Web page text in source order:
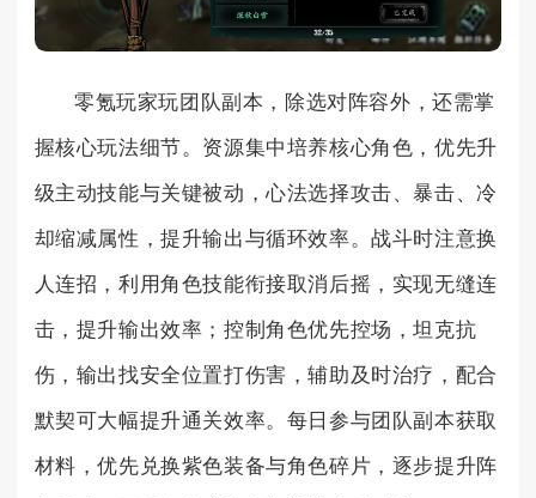
零氪玩家玩团队副本，除选对阵容外，还需掌
握核心玩法细节。资源集中培养核心角色，优先升
级主动技能与关键被动，心法选择攻击、暴击、冷
却缩减属性，提升输出与循环效率。战斗时注意换
人连招，利用角色技能衔接取消后摇，实现无缝连
击，提升输出效率；控制角色优先控场，坦克抗
伤，输出找安全位置打伤害，辅助及时治疗，配合
默契可大幅提升通关效率。每日参与团队副本获取
材料，优先兑换紫色装备与角色碎片，逐步提升阵